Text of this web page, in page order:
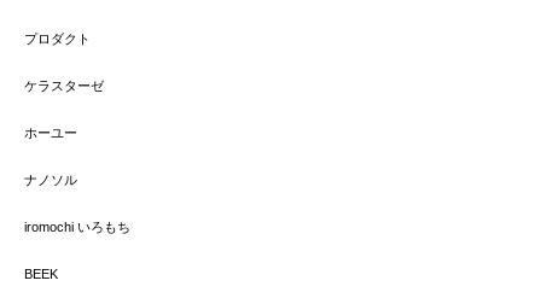
プロダクト
ケラスターゼ
ホーユー
ナノソル
iromochi いろもち
BEEK